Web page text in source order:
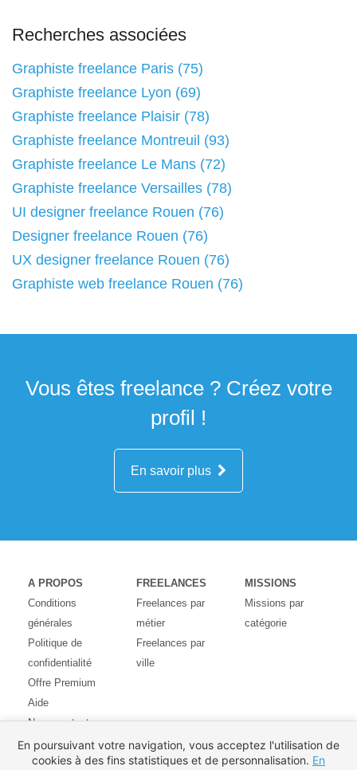
Recherches associées
Graphiste freelance Paris (75)
Graphiste freelance Lyon (69)
Graphiste freelance Plaisir (78)
Graphiste freelance Montreuil (93)
Graphiste freelance Le Mans (72)
Graphiste freelance Versailles (78)
UI designer freelance Rouen (76)
Designer freelance Rouen (76)
UX designer freelance Rouen (76)
Graphiste web freelance Rouen (76)
Vous êtes freelance ? Créez votre
profil !
En savoir plus
A PROPOS
Conditions
générales
Politique de
confidentialité
Offre Premium
Aide
Nous contacter
Avis des
utilisateurs
FREELANCES
Freelances par
métier
Freelances par
ville
MISSIONS
Missions par
catégorie
En poursuivant votre navigation, vous acceptez l'utilisation de
cookies à des fins statistiques et de personnalisation. En